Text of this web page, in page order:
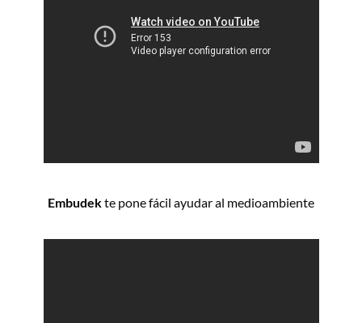
Embudekte pone fácil ayudar al medioambiente